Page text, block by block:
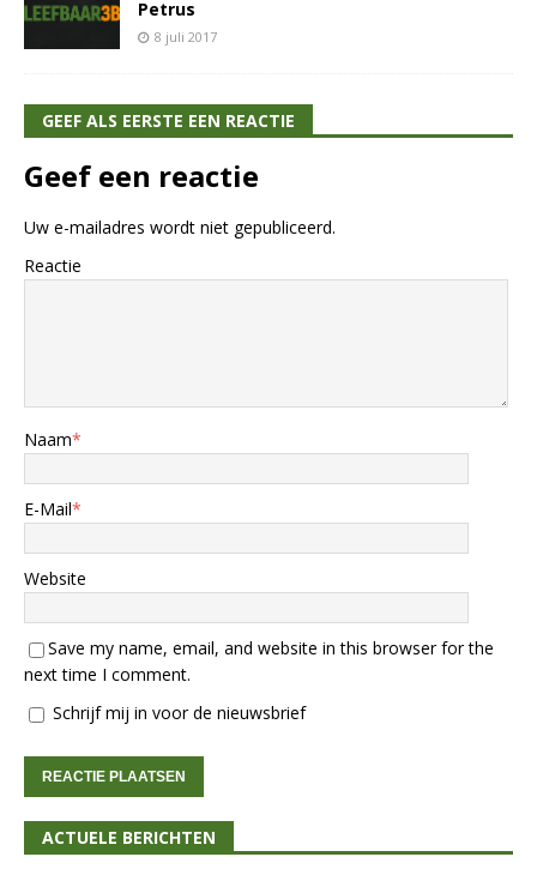
Petrus
8 juli 2017
GEEF ALS EERSTE EEN REACTIE
Geef een reactie
Uw e-mailadres wordt niet gepubliceerd.
Reactie
Naam*
E-Mail*
Website
Save my name, email, and website in this browser for the
next time I comment.
Schrijf mij in voor de nieuwsbrief
ACTUELE BERICHTEN